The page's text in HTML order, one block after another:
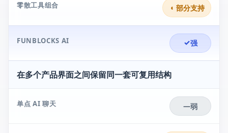
零散工具组合 ◐ 部分支持
FUNBLOCKS AI ✓强
在多个产品界面之间保留同一套可复用结构
单点 AI 聊天 —弱